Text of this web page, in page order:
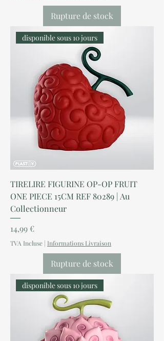
Rupture de stock
disponible sous 10 jours
TIRELIRE FIGURINE OP-OP FRUIT
ONE PIECE 15CM REF 80289 | Au
Collectionneur
Prix
14,99 €
TVA Incluse | Informations Livraison
Rupture de stock
disponible sous 10 jours